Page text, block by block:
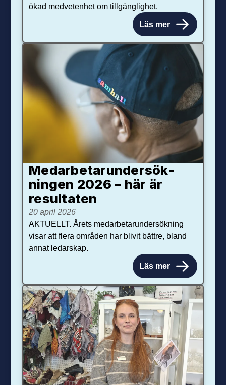
ökad medvetenhet om tillgänglighet.
Läs mer
Medarbetar­under­sök­
ningen 2026 – här är
resultaten
20 april 2026
AKTUELLT. Årets medarbetarundersökning
visar att flera områden har blivit bättre, bland
annat ledarskap.
Läs mer